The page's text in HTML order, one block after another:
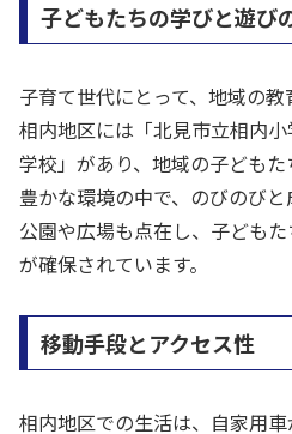
子どもたちの学びと遊び
子育て世代にとって、地域の教
相内地区には「北見市立相内
学校」があり、地域の子ども
豊かな環境の中で、のびのびと
公園や広場も点在し、子ども
が確保されています。
移動手段とアクセス性
相内地区での生活は、自家用